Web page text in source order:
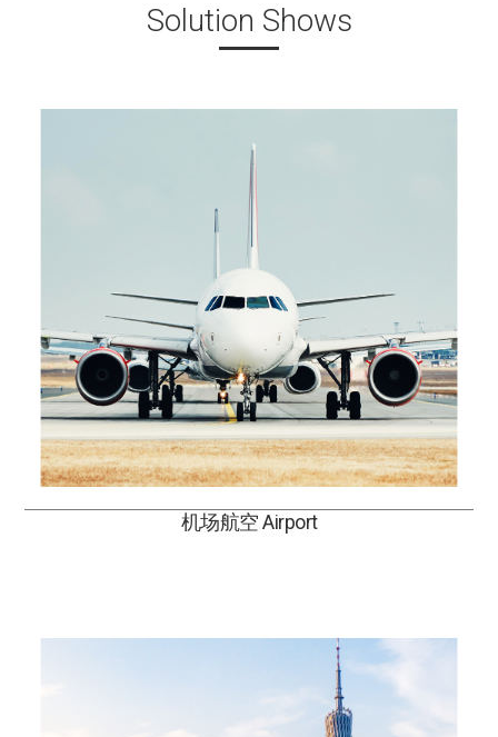
Solution Shows
机场航空 Airport